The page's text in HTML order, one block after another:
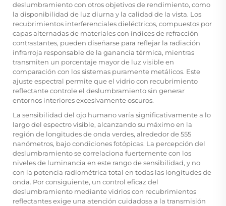
deslumbramiento con otros objetivos de rendimiento, como
la disponibilidad de luz diurna y la calidad de la vista. Los
recubrimientos interferenciales dieléctricos, compuestos por
capas alternadas de materiales con índices de refracción
contrastantes, pueden diseñarse para reflejar la radiación
infrarroja responsable de la ganancia térmica, mientras
transmiten un porcentaje mayor de luz visible en
comparación con los sistemas puramente metálicos. Este
ajuste espectral permite que el vidrio con recubrimiento
reflectante controle el deslumbramiento sin generar
entornos interiores excesivamente oscuros.
La sensibilidad del ojo humano varía significativamente a lo
largo del espectro visible, alcanzando su máximo en la
región de longitudes de onda verdes, alrededor de 555
nanómetros, bajo condiciones fotópicas. La percepción del
deslumbramiento se correlaciona fuertemente con los
niveles de luminancia en este rango de sensibilidad, y no
con la potencia radiométrica total en todas las longitudes de
onda. Por consiguiente, un control eficaz del
deslumbramiento mediante vidrios con recubrimientos
reflectantes exige una atención cuidadosa a la transmisión